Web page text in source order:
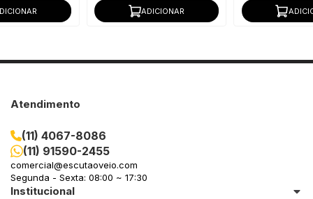
ADICIONAR
Atendimento
(11) 4067-8086
(11) 91590-2455
comercial@escutaoveio.com
Segunda - Sexta: 08:00 ~ 17:30
Institucional